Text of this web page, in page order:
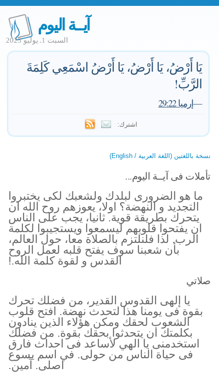
آيــة اليوم
السبت 1. يوليو 2023
يَا أَرْضُ، يَا أَرْضُ، يَا أَرْضُ اسْمَعِي كَلِمَةَ
الرَّبِّ!
—إرميا 29:22
اشترك:
نسخة باللغتين (اللغة العربية / English)
تأملات فى آيــة اليوم...
ما هو الضرورى لبلدك ولشعبك لكى يختبروا
التجديد و النهضة؟ اولا، يعوزهم روح الله ان
يتحرك بطريقة قوية. ثانيا، يجب على الناس
ان يفتحوا قلوبهم ليسمعوا ويستجيبوا لكلمة
الرب. لذا فلنلتزم بالصلاة معا، حول العالم،
بأن شعبنا سوف يفتح قلبه لعمل الروح
القدس و لقوة كلمة الله.!
صلاتي
يا إلهى القدوس القدير، من فضلك تحرك
بقوة فى يومنا هذا لتحدث نهضة. افتح قلوب
الشعوب لحقك ومكن هؤلاء الذين ينادون
بكلمتك ان يتحدثوا بحقك بقوة. من فضلك
استخدمنى يا الهي لأساعد فى احداث فارق
فى حياة الناس من حولى. في اسم يسوع
اصلى. آمين.